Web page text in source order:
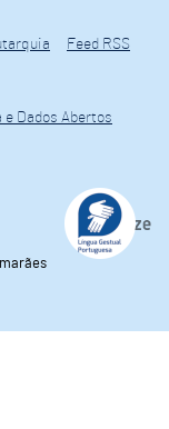
Feed RSS
e Dados Abertos